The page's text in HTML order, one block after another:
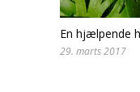
En hjælpende
29. marts 2017